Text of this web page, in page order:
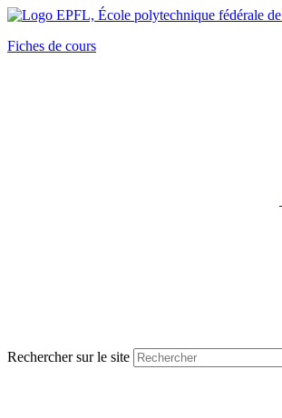
Fiches de cours
Rechercher sur le site